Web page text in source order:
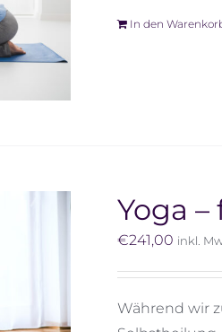
In den
Yoga
€241,00 inkl.
Während wir